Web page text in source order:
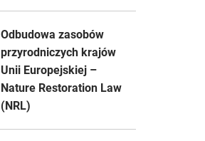
Odbudowa zasobów
przyrodniczych krajów
Unii Europejskiej –
Nature Restoration Law
(NRL)